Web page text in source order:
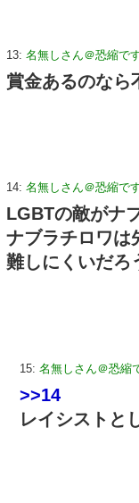
13: 名無しさん＠恐縮で
賞金あるのなら
14: 名無しさん＠恐縮で
LGBTの敵がナ
ナブラチロワは
難しにくいだろ
15: 名無しさん＠恐縮
>>14
レイシストと